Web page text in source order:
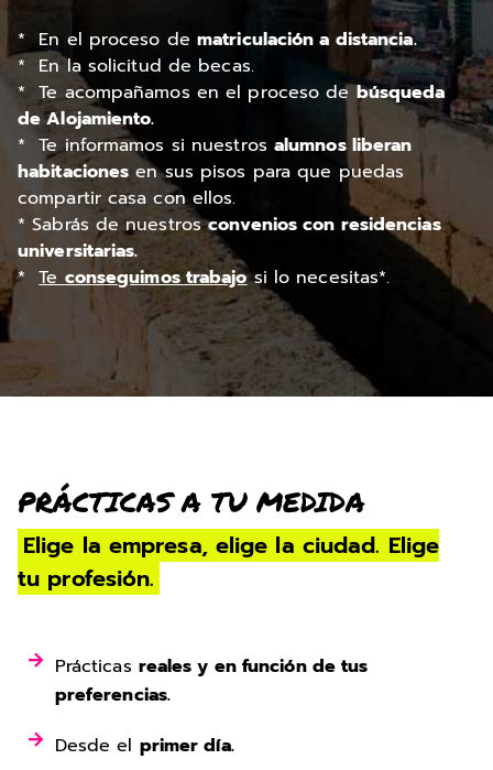
* En el proceso de matriculación a distancia.
* En la solicitud de becas.
* Te acompañamos en el proceso debúsqueda
de Alojamiento.
* Te informamos si nuestros alumnos liberan
habitaciones en sus pisos para que puedas
compartir casa con ellos.
* Sabrás de nuestrosconvenios con residencias
universitarias.
*Teconseguimos trabajosi lo necesitas*.
PRÁCTICAS A TU MEDIDA
Elige la empresa, elige la ciudad. Elige
tu profesión.
Prácticas reales y en función de tus
preferencias.
Desde el primer día.